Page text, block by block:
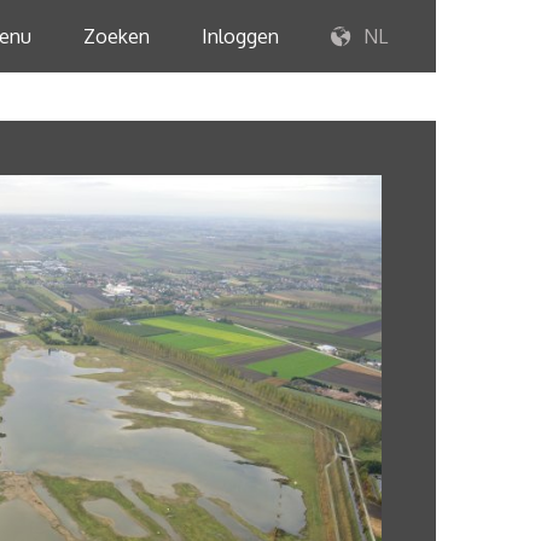
Zoeken Inloggen NL